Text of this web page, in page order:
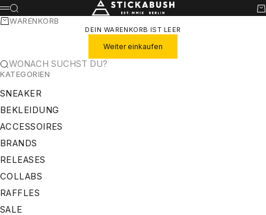
ZUM INHALT SPRINGEN STICKABUSH
MENÜ
SUCHE
WARENKORB
DEIN WARENKORB IST LEER
Weiter einkaufen
WONACH SUCHST DU?
KATEGORIEN
SNEAKER
BEKLEIDUNG
ACCESSOIRES
BRANDS
RELEASES
COLLABS
RAFFLES
SALE